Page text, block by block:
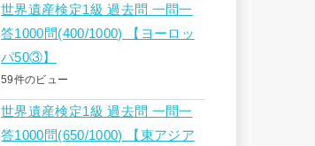
世界遺産検定1級 過去問 一問一
答1000問(400/1000) 【ヨーロッ
パ50③】
59件のビュー
世界遺産検定1級 過去問 一問一
答1000問(650/1000) 【東アジア